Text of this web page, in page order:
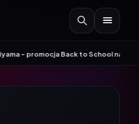
promocja Back to School na wybrane